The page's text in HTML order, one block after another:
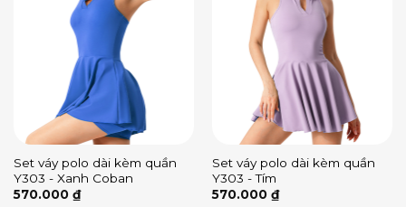
Set váy polo dài kèm quần
Y303 - Xanh Coban
570.000 ₫
Set váy polo dài kèm quần
Y303 - Tím
570.000 ₫